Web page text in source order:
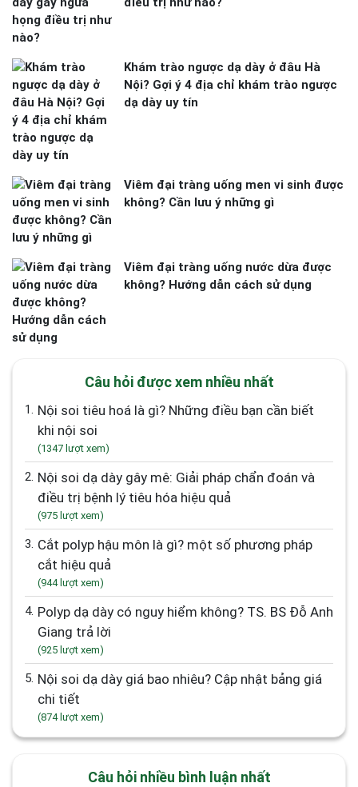
Khám trào ngược dạ dày ở đâu Hà
Nội? Gợi ý 4 địa chỉ khám trào ngược
dạ dày uy tín
Viêm đại tràng uống men vi sinh được
không? Cần lưu ý những gì
Viêm đại tràng uống nước dừa được
không? Hướng dẫn cách sử dụng
Câu hỏi được xem nhiều nhất
1. Nội soi tiêu hoá là gì? Những điều bạn cần biết
khi nội soi
(1347 lượt xem)
2. Nội soi dạ dày gây mê: Giải pháp chẩn đoán và
điều trị bệnh lý tiêu hóa hiệu quả
(975 lượt xem)
3. Cắt polyp hậu môn là gì? một số phương pháp
cắt hiệu quả
(944 lượt xem)
4. Polyp dạ dày có nguy hiểm không? TS. BS Đỗ Anh
Giang trả lời
(925 lượt xem)
5. Nội soi dạ dày giá bao nhiêu? Cập nhật bảng giá
chi tiết
(874 lượt xem)
Câu hỏi nhiều bình luận nhất